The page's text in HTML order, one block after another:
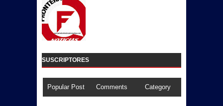
SUSCRIPTORES
Popular Post Comments Category